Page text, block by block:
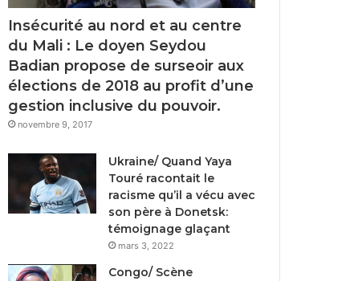
Insécurité au nord et au centre
du Mali : Le doyen Seydou
Badian propose de surseoir aux
élections de 2018 au profit d’une
gestion inclusive du pouvoir.
novembre 9, 2017
Ukraine/ Quand Yaya
Touré racontait le
racisme qu’il a vécu avec
son père à Donetsk:
témoignage glaçant
mars 3, 2022
Congo/ Scène